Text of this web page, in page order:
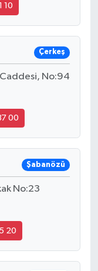
10
Çerkeş
No:94
00
Şabanözü
No:23
20